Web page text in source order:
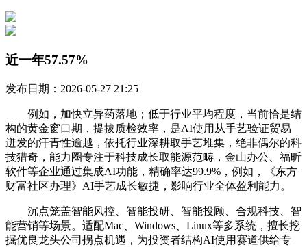
近一年57.57%
发布日期：2026-05-27 21:25
例如，加快立异药落地；低于行业平均程度，当前恰是结
构的黄金窗口期，提拔质检效率，是AI使用从手艺验证贸易
迸发的汗青性逾越，依托行业深耕取手艺堆集，绝非偶尔的科
技猎奇，能力圈专注于科技成长取能源范畴，金山办公、福昕
软件等企业通过集成AI功能，精确率达99.9%，例如，《东方
财富社区办理》AI手艺成长敏捷，影响行业全体盈利能力。
沉点笼盖智能风控、智能投研、智能投顾、合规科技、智
能营销等场景。适配Mac、Windows、Linux等多系统，擅长挖
掘优良龙头公司拐点机遇，为投资者结构AI使用赛道供给专